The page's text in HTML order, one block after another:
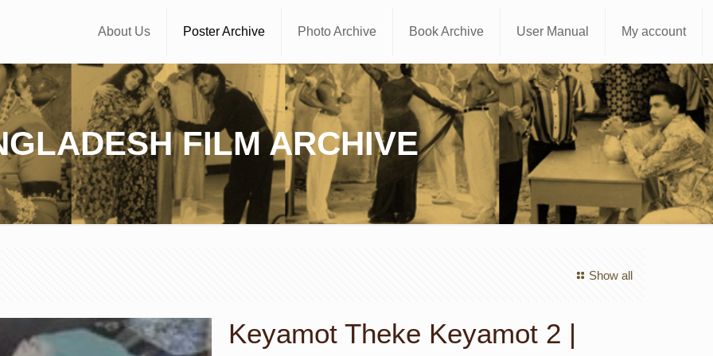
About Us Poster Archive Photo Archive Book Archive User Manual My account
FILM ARCHIVE
Show all
Keyamot Theke Keyamot 2 |